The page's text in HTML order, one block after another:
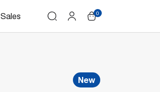
Sales 0
New